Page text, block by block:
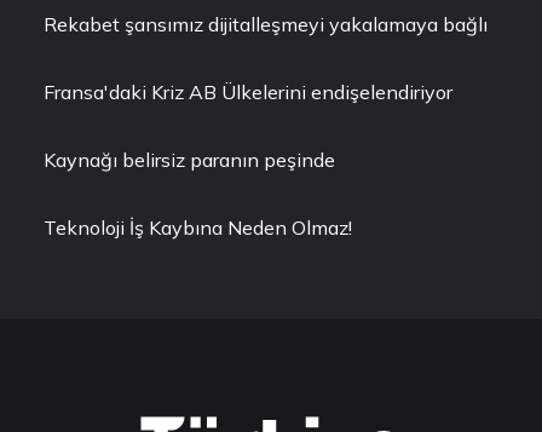
Rekabet şansımız dijitalleşmeyi yakalamaya bağlı
Fransa'daki Kriz AB Ülkelerini endişelendiriyor
Kaynağı belirsiz paranın peşinde
Teknoloji İş Kaybına Neden Olmaz!